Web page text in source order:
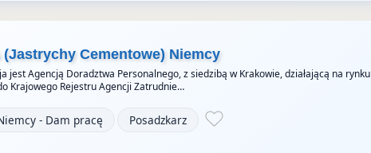
(Jastrychy Cementowe) Niemcy
jest Agencją Doradztwa Personalnego, z siedzibą w Krakowie, działającą na rynku
Krajowego Rejestru Agencji Zatrudnie…
- Dam pracę Posadzkarz